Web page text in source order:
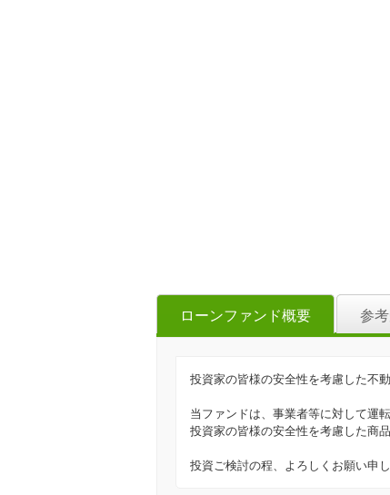
ローンファンド概要 参
投資家の皆様の安全性を考慮した不
当ファンドは、事業者等に対して運
投資家の皆様の安全性を考慮した商
投資ご検討の程、よろしくお願い申し